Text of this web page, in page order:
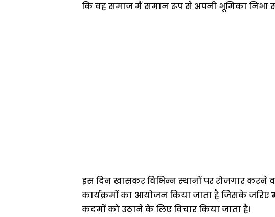
कि वह समाज मैं समान रूप से अपनी भूमिका
इस दिन खासकर विभिन्न स्थानों पर रोजगार करने
कार्यक्रमों का आयोजन किया जाता है जिसके जरिए
कदमों को उठाने के लिए विचार किया जाता है।